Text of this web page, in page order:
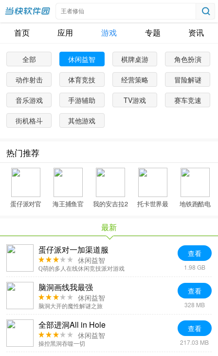
首页 应用 游戏 专题 资讯
全部 休闲益智 棋牌桌游 角色扮演
动作射击 体育竞技 经营策略 冒险解谜
音乐游戏 手游辅助 TV游戏 赛车竞速
街机格斗 其他游戏
热门推荐
蛋仔派对官
海王捕鱼官
我的安吉拉2
托卡世界最
地铁跑酷电
最新
蛋仔派对一加渠道服
休闲益智
Q萌的多人在线休闲竞技派对游戏
查看
1.98 GB
脑洞画线我最强
休闲益智
脑洞大开的魔性解谜之旅
查看
328 MB
全部进洞All in Hole
休闲益智
操控黑洞吞噬一切
查看
217.03 MB